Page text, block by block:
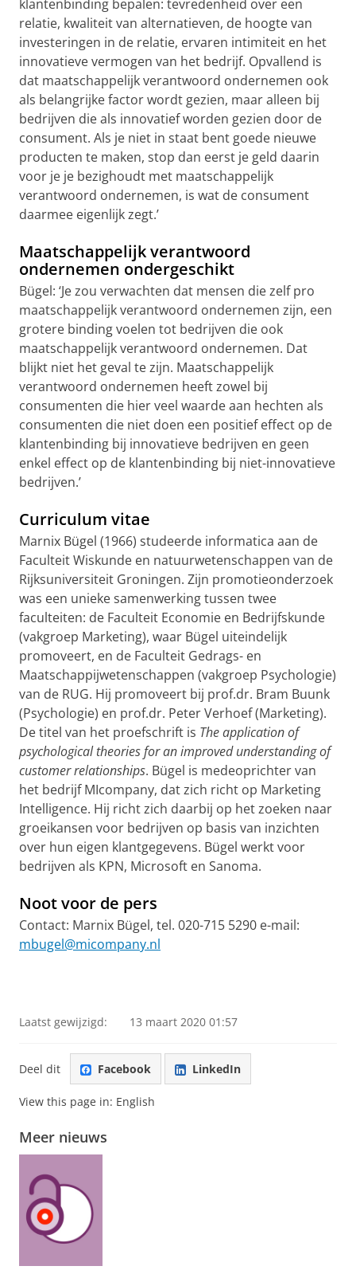
klantenbinding bepalen: tevredenheid over een
relatie, kwaliteit van alternatieven, de hoogte van
investeringen in de relatie, ervaren intimiteit en het
innovatieve vermogen van het bedrijf. Opvallend is
dat maatschappelijk verantwoord ondernemen ook
als belangrijke factor wordt gezien, maar alleen bij
bedrijven die als innovatief worden gezien door de
consument. Als je niet in staat bent goede nieuwe
producten te maken, stop dan eerst je geld daarin
voor je je bezighoudt met maatschappelijk
verantwoord ondernemen, is wat de consument
daarmee eigenlijk zegt.’
Maatschappelijk verantwoord
ondernemen ondergeschikt
Bügel: ‘Je zou verwachten dat mensen die zelf pro
maatschappelijk verantwoord ondernemen zijn, een
grotere binding voelen tot bedrijven die ook
maatschappelijk verantwoord ondernemen. Dat
blijkt niet het geval te zijn. Maatschappelijk
verantwoord ondernemen heeft zowel bij
consumenten die hier veel waarde aan hechten als
consumenten die niet doen een positief effect op de
klantenbinding bij innovatieve bedrijven en geen
enkel effect op de klantenbinding bij niet-innovatieve
bedrijven.’
Curriculum vitae
Marnix Bügel (1966) studeerde informatica aan de
Faculteit Wiskunde en natuurwetenschappen van de
Rijksuniversiteit Groningen. Zijn promotieonderzoek
was een unieke samenwerking tussen twee
faculteiten: de Faculteit Economie en Bedrijfskunde
(vakgroep Marketing), waar Bügel uiteindelijk
promoveert, en de Faculteit Gedrags- en
Maatschappijwetenschappen (vakgroep Psychologie)
van de RUG. Hij promoveert bij prof.dr. Bram Buunk
(Psychologie) en prof.dr. Peter Verhoef (Marketing).
De titel van het proefschrift is The application of
psychological theories for an improved understanding of
customer relationships. Bügel is medeoprichter van
het bedrijf MIcompany, dat zich richt op Marketing
Intelligence. Hij richt zich daarbij op het zoeken naar
groeikansen voor bedrijven op basis van inzichten
over hun eigen klantgegevens. Bügel werkt voor
bedrijven als KPN, Microsoft en Sanoma.
Noot voor de pers
Contact: Marnix Bügel, tel. 020-715 5290 e-mail:
mbugel@micompany.nl
Laatst gewijzigd: 13 maart 2020 01:57
Deel dit Facebook LinkedIn
View this page in: English
Meer nieuws